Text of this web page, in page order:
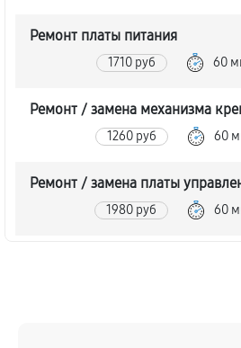
Ремонт платы питания
1710 руб 60
Ремонт / замена механизма
1260 руб 60
Ремонт / замена платы
1980 руб 60